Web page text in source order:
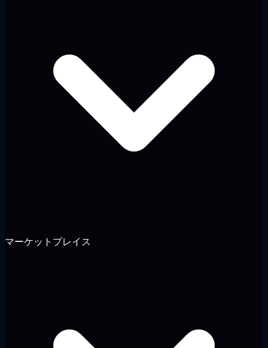
マーケットプレイス